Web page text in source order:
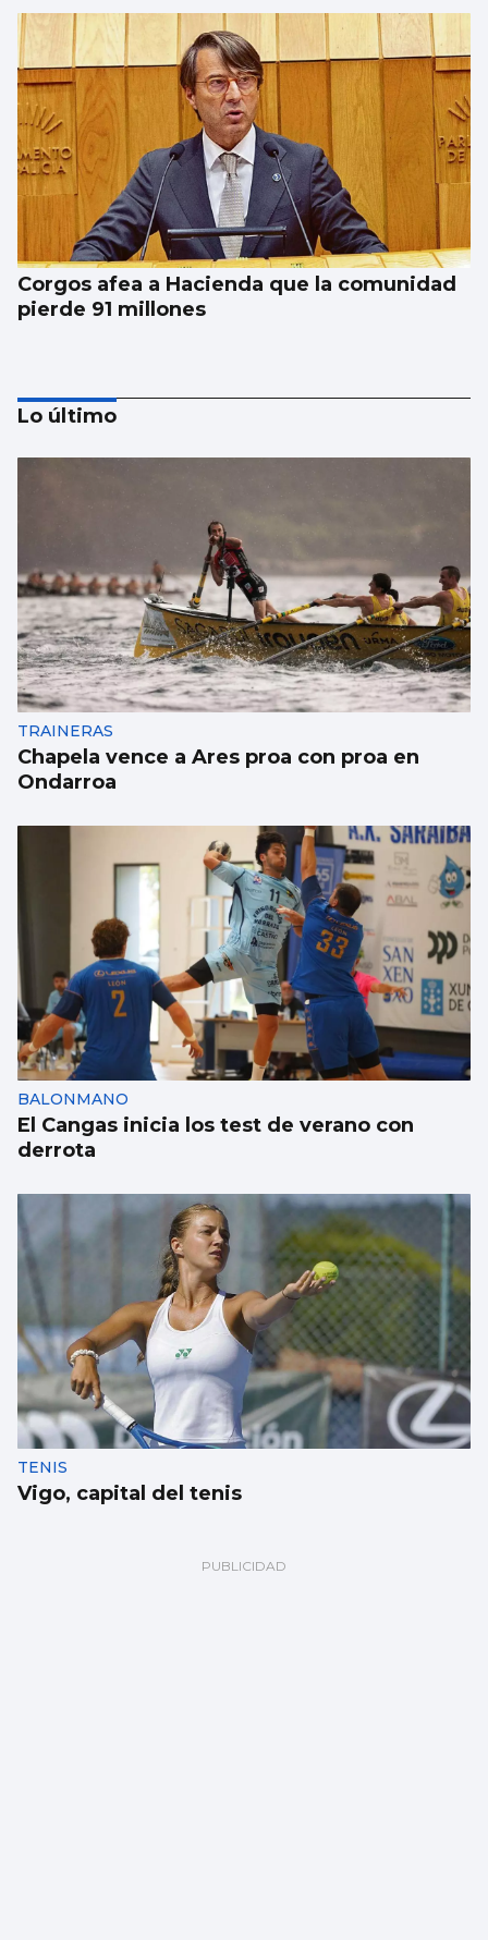
Corgos afea a Hacienda que la comunidad
pierde 91 millones
Un turista en Galicia, contagiado con
hantavirus
Lo último
TRAINERAS
Chapela vence a Ares proa con proa en
Ondarroa
BALONMANO
El Cangas inicia los test de verano con
derrota
TENIS
Vigo, capital del tenis